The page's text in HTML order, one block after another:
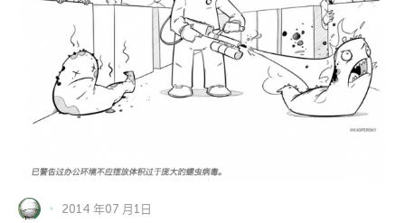
2014 年07 月1日